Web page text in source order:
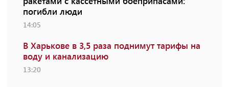
погибли люди
14:05
В Харькове в 3,5 раза поднимут тарифы на
воду и канализацию
13:20